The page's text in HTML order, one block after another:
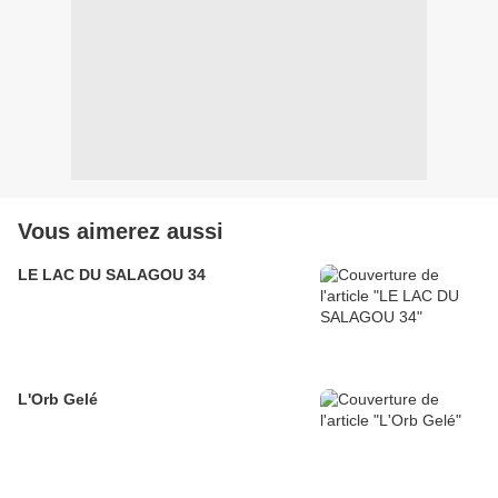
Vous aimerez aussi
LE LAC DU SALAGOU 34
L'Orb Gelé